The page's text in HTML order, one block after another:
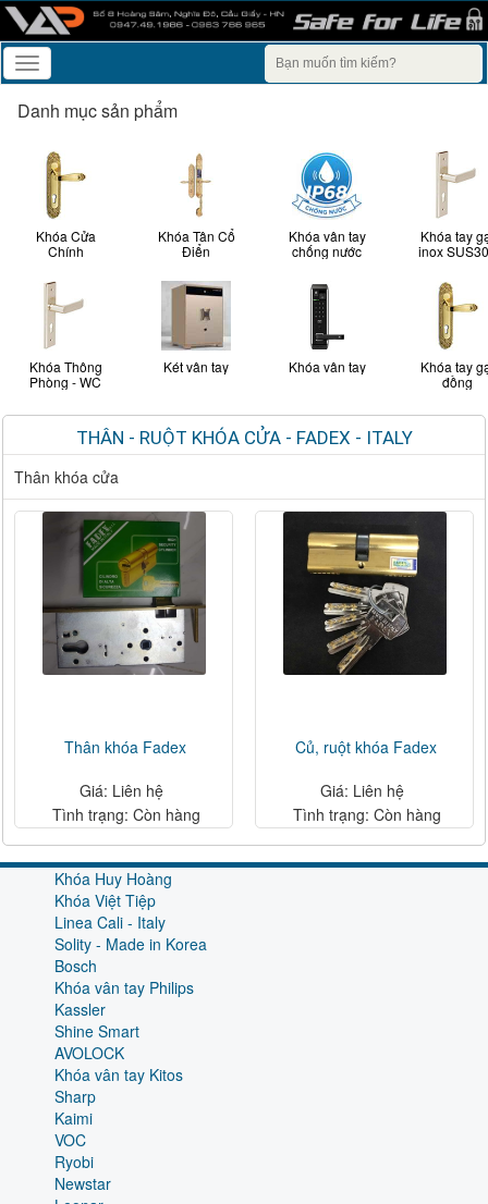
Toggle
navigation
Danh mục sản phẩm
Khóa Cửa
Chính
Khóa Thông
Phòng - WC
Khóa Tân Cổ
Điển
Két vân tay
Khóa vân tay
chống nước
Khóa vân tay
Khóa tay
inox
Khóa tay
đồng
THÂN - RUỘT KHÓA CỬA - FADEX - ITALY
Thân khóa cửa
Thân khóa Fadex
Giá: Liên hệ
Tình trạng: Còn hàng
Củ, ruột khóa Fadex
Giá: Liên hệ
Tình trạng: Còn hàng
Khóa Huy Hoàng
Khóa Việt Tiệp
Linea Cali - Italy
Solity - Made in Korea
Bosch
Khóa vân tay Philips
Kassler
Shine Smart
AVOLOCK
Khóa vân tay Kitos
Sharp
Kaimi
VOC
Ryobi
Newstar